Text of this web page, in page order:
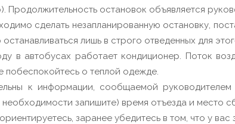
Продолжительность остановок объявляется
сделать незапланированную остановку,
лишь в строго отведенных для
в автобусах работает кондиционер. Поток
побеспокойтесь о теплой одежде.
к информации, сообщаемой
необходимости запишите) время отъезда и место
заранее убедитесь в том, что у